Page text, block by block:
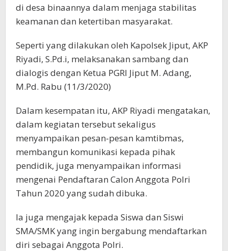
di desa binaannya dalam menjaga stabilitas
keamanan dan ketertiban masyarakat.
Seperti yang dilakukan oleh Kapolsek Jiput, AKP
Riyadi, S.Pd.i, melaksanakan sambang dan
dialogis dengan Ketua PGRI Jiput M. Adang,
M.Pd. Rabu (11/3/2020)
Dalam kesempatan itu, AKP Riyadi mengatakan,
dalam kegiatan tersebut sekaligus
menyampaikan pesan-pesan kamtibmas,
membangun komunikasi kepada pihak
pendidik, juga menyampaikan informasi
mengenai Pendaftaran Calon Anggota Polri
Tahun 2020 yang sudah dibuka.
Ia juga mengajak kepada Siswa dan Siswi
SMA/SMK yang ingin bergabung mendaftarkan
diri sebagai Anggota Polri.